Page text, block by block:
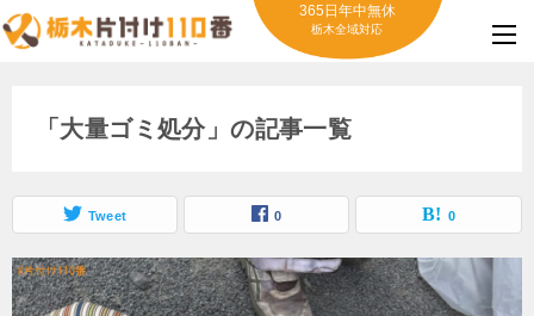
365日年中無休
栃木全域対応
「大量ゴミ処分」の記事一覧
Tweet 0 0